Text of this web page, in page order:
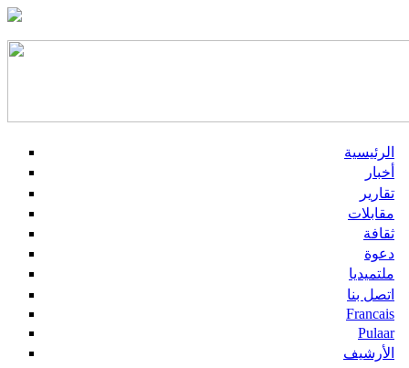
الرئيسية
أخبار
تقارير
مقابلات
ثقافة
دعوة
ملتميديا
اتصل بنا
Francais
Pulaar
الأرشيف